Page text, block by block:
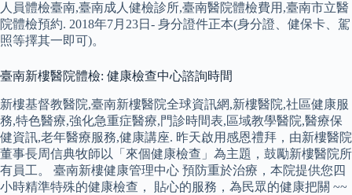
人員體檢臺南,臺南成人健檢診所,臺南醫院體檢費用,臺南市立醫
院體檢預約. 2018年7月23日- 身分證件正本(身分證、健保卡、駕
照等擇其一即可)。
臺南新樓醫院體檢: 健康檢查中心諮詢時間
新樓基督教醫院,臺南新樓醫院全球資訊網,新樓醫院,社區健康服
務,特色醫療,強化急重症醫療,門診時間表,區域教學醫院,醫療保
健資訊,老年醫療服務,健康講座. 昨天啟用感恩禮拜，由新樓醫院
董事長周信典牧師以「來個健康檢查」為主題，鼓勵新樓醫院所
有員工。 臺南新樓健康管理中心 預防重於治療，本院提供您四
小時精準特殊的健康檢查， 貼心的服務，為民眾的健康把關 ~~